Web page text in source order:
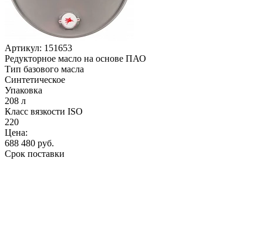
Артикул: 151653
Редукторное масло на основе ПАО
Тип базового масла
Синтетическое
Упаковка
208 л
Класс вязкости ISO
220
Цена:
688 480 руб.
Срок поставки